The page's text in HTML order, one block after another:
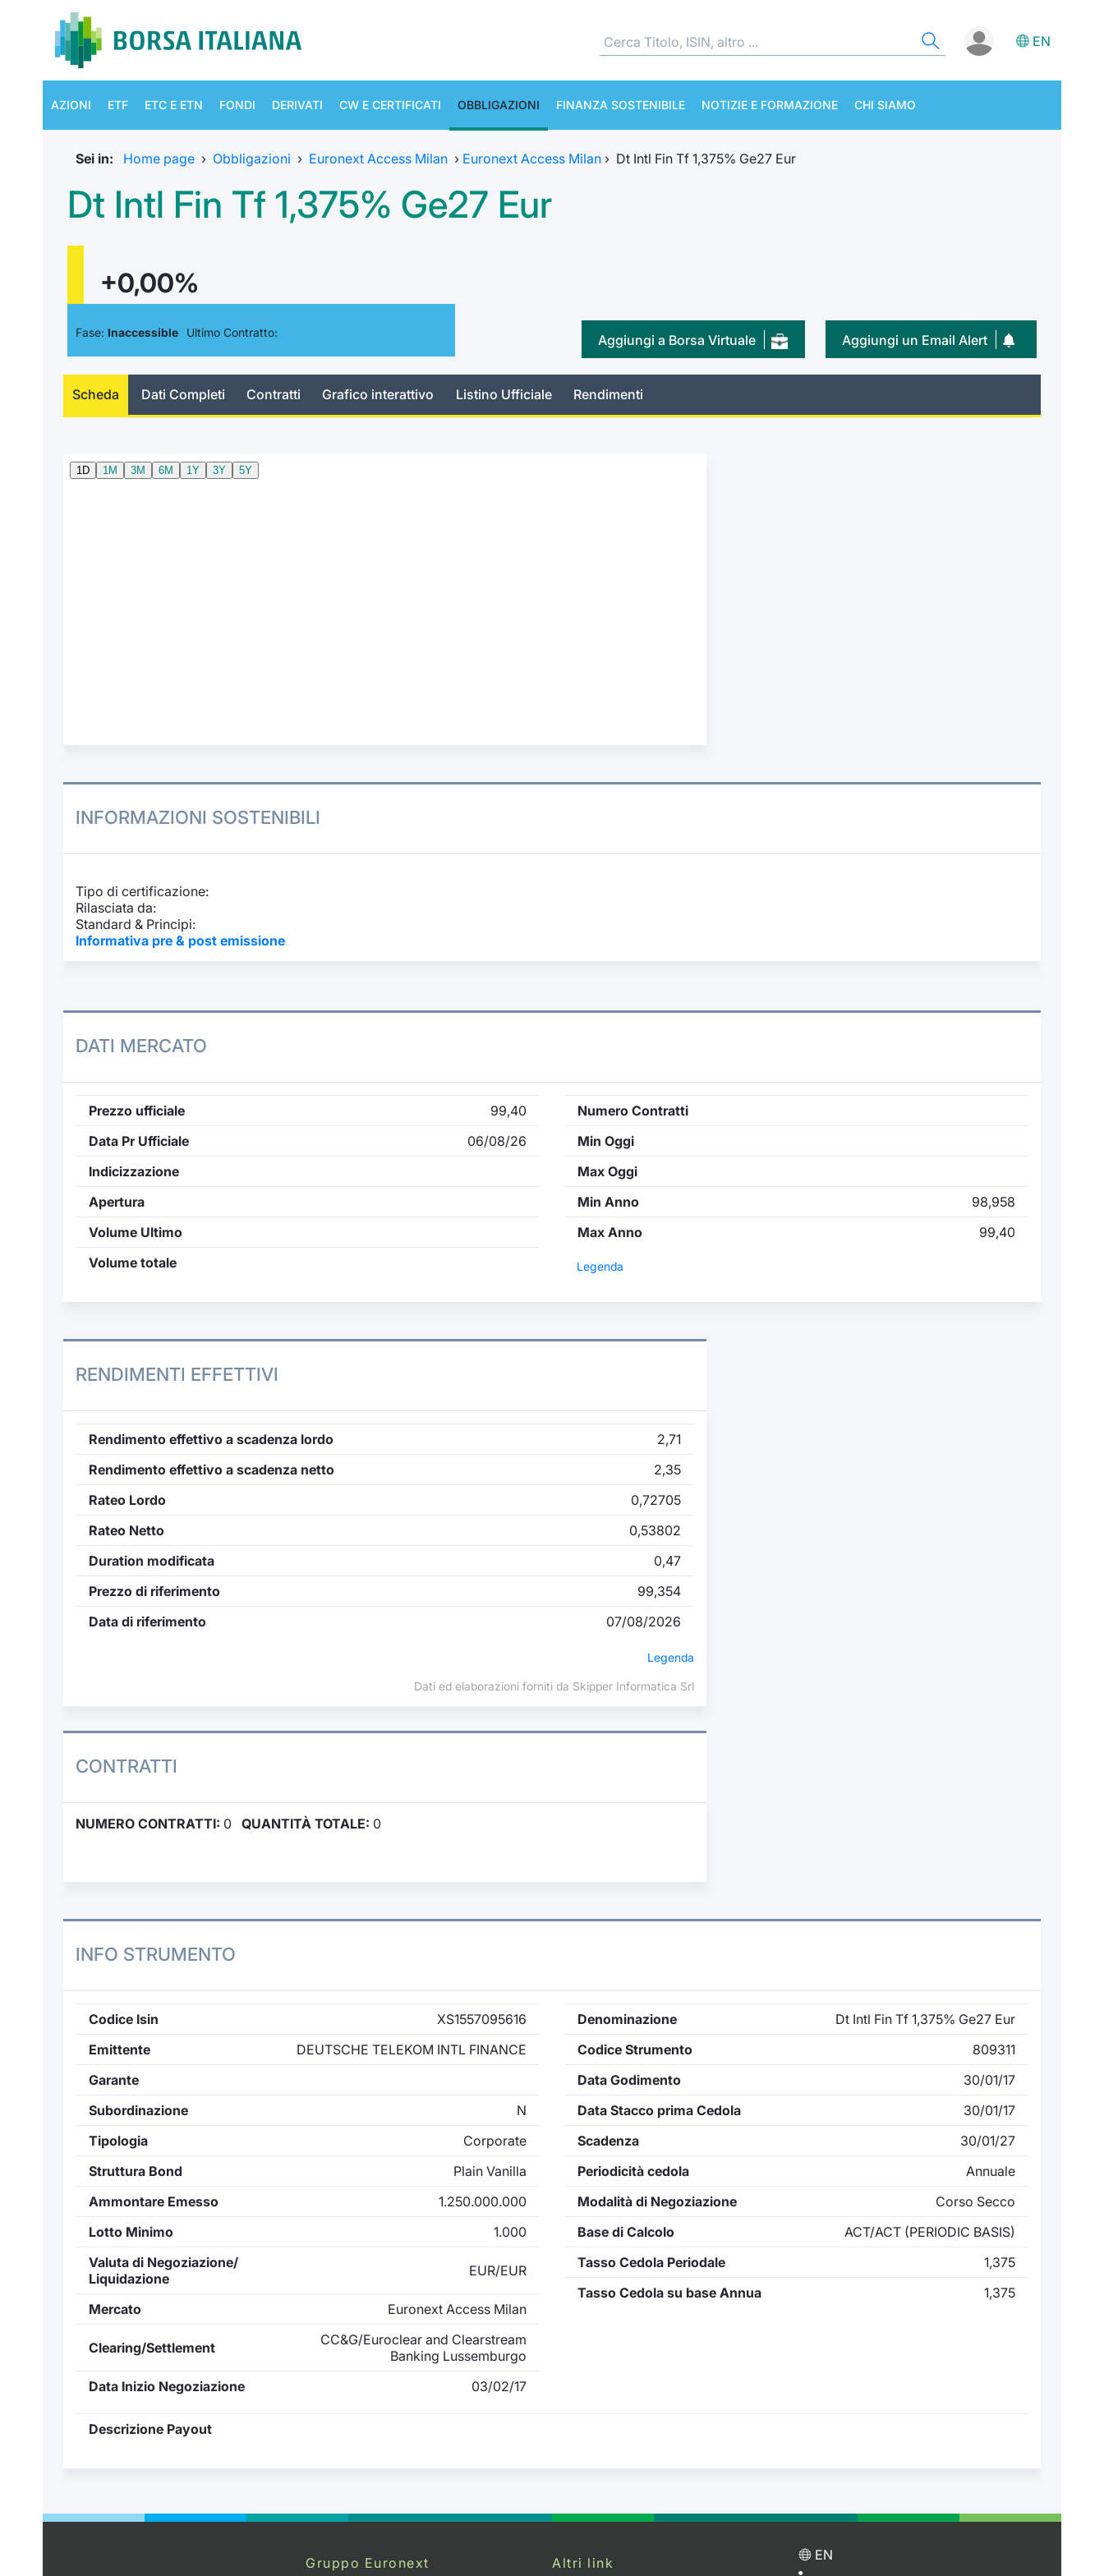
EN
AZIONI ETF ETC E ETN FONDI DERIVATI CW E CERTIFICATI OBBLIGAZIONI FINANZA SOSTENIBILE NOTIZIE E FORMAZIONE CHI SIAMO
Sei in: Home page › Obbligazioni › Euronext Access Milan › Euronext Access Milan › Dt Intl Fin Tf 1,375% Ge27 Eur
Dt Intl Fin Tf 1,375% Ge27 Eur
+0,00%
Fase: Inaccessible Ultimo Contratto: Aggiungi un Email Alert
Aggiungi a Borsa Virtuale
Scheda Dati Completi Contratti Grafico interattivo Listino Ufficiale Rendimenti
INFORMAZIONI SOSTENIBILI
Tipo di certificazione:
Rilasciata da:
Standard & Principi:
Informativa pre & post emissione
DATI MERCATO
Prezzo ufficiale
99,40
Data Pr Ufficiale
06/08/26
Indicizzazione
Apertura
Volume Ultimo
Volume totale
Numero Contratti
Min Oggi
Max Oggi
Min Anno
98,958
Max Anno
99,40
Legenda
RENDIMENTI EFFETTIVI
Rendimento effettivo a scadenza lordo
2,71
Rendimento effettivo a scadenza netto
2,35
Rateo Lordo
0,72705
Rateo Netto
0,53802
Duration modificata
0,47
Prezzo di riferimento
99,354
Data di riferimento
07/08/2026
Legenda
Dati ed elaborazioni forniti da Skipper Informatica Srl
CONTRATTI
NUMERO CONTRATTI: 0 QUANTITÀ TOTALE: 0
INFO STRUMENTO
Codice Isin
XS1557095616
Emittente
DEUTSCHE TELEKOM INTL FINANCE
Garante
Subordinazione
N
Tipologia
Corporate
Struttura Bond
Plain Vanilla
Ammontare Emesso
1.250.000.000
Lotto Minimo
1.000
Valuta di Negoziazione/
Liquidazione
EUR/EUR
Mercato Euronext Access Milan
Clearing/Settlement
CC&G/Euroclear and Clearstream
Banking Lussemburgo
Data Inizio Negoziazione
03/02/17
Denominazione
Dt Intl Fin Tf 1,375% Ge27 Eur
Codice Strumento
809311
Data Godimento
30/01/17
Data Stacco prima Cedola
30/01/17
Scadenza
30/01/27
Periodicità cedola
Annuale
Modalità di Negoziazione
Corso Secco
Base di Calcolo
ACT/ACT (PERIODIC BASIS)
Tasso Cedola Periodale
1,375
Tasso Cedola su base Annua
1,375
Descrizione Payout
Gruppo Euronext Altri link EN